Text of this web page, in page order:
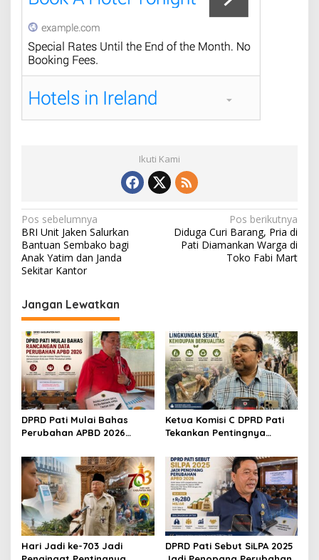
Ikuti Kami
N
a
v
i
g
a
s
i
p
o
s
Pos sebelumnya
BRI Unit Jaken Salurkan
Bantuan Sembako bagi
Anak Yatim dan Janda
Sekitar Kantor
Pos berikutnya
Diduga Curi Barang, Pria di
Pati Diamankan Warga di
Toko Fabi Mart
Jangan Lewatkan
DPRD Pati Mulai Bahas
Perubahan APBD 2026
PPAS
Ketua Komisi C DPRD Pati
Tekankan Pentingnya
Lingkungan Bersih
Hari Jadi ke-703 Jadi
DPRD Pati Sebut SiLPA 2025